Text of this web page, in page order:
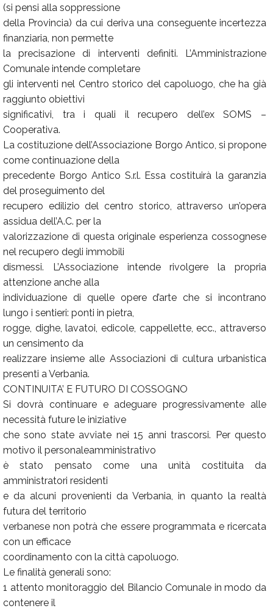
(si pensi alla soppressione
della Provincia) da cui deriva una conseguente incertezza
finanziaria, non permette
la precisazione di interventi definiti. L’Amministrazione
Comunale intende completare
gli interventi nel Centro storico del capoluogo, che ha già
raggiunto obiettivi
significativi, tra i quali il recupero dell’ex SOMS –
Cooperativa.
La costituzione dell’Associazione Borgo Antico, si propone
come continuazione della
precedente Borgo Antico S.r.l. Essa costituirà la garanzia
del proseguimento del
recupero edilizio del centro storico, attraverso un’opera
assidua dell’A.C. per la
valorizzazione di questa originale esperienza cossognese
nel recupero degli immobili
dismessi. L’Associazione intende rivolgere la propria
attenzione anche alla
individuazione di quelle opere d’arte che si incontrano
lungo i sentieri: ponti in pietra,
rogge, dighe, lavatoi, edicole, cappellette, ecc., attraverso
un censimento da
realizzare insieme alle Associazioni di cultura urbanistica
presenti a Verbania.
CONTINUITA’ E FUTURO DI COSSOGNO
Si dovrà continuare e adeguare progressivamente alle
necessità future le iniziative
che sono state avviate nei 15 anni trascorsi. Per questo
motivo il personaleamministrativo
è stato pensato come una unità costituita da
amministratori residenti
e da alcuni provenienti da Verbania, in quanto la realtà
futura del territorio
verbanese non potrà che essere programmata e ricercata
con un efficace
coordinamento con la città capoluogo.
Le finalità generali sono:
1 attento monitoraggio del Bilancio Comunale in modo da
contenere il